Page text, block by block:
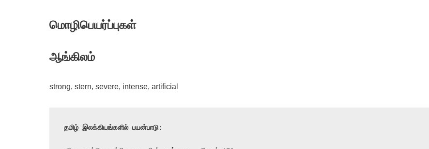
மொழிபெயர்ப்புகள்
ஆங்கிலம்
strong, stern, severe, intense, artificial
தமிழ் இலக்கியங்களில் பயன்பாடு: